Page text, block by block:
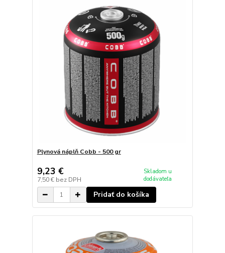
Plynová náplň Cobb - 500 gr
9,23 €
7,50 € bez DPH
Skladom u
dodávateľa
Pridať do košíka